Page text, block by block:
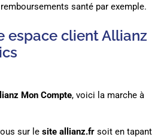
santé par exemple.
espace client Allianz
Mon Compte, voici la marche à
sur le site allianz.frsoit en tapant